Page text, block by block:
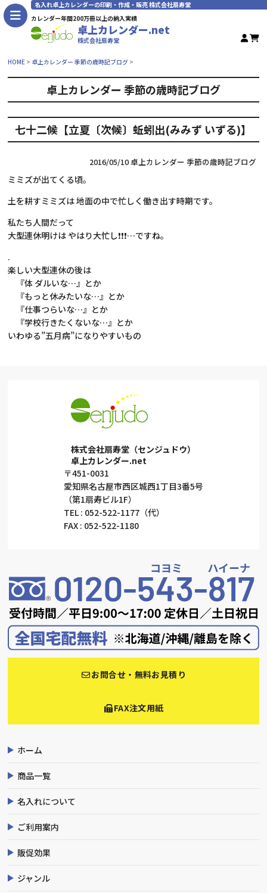
名入れ卓上カレンダーの印刷・作成・販売 株式会社扇寿堂
カレンダー年間200万冊以上の納入実績
卓上カレンダー.net
株式会社扇寿堂
HOME 卓上カレンダー 季節の歳時記ブログ
卓上カレンダー 季節の歳時記ブログ
七十二候【立夏〔次候〕蚯蚓出(みみず いずる)】
2016/05/10卓上カレンダー 季節の歳時記ブログ
ミミズが出てくる頃。
土を耕すミミズは 地面の中で忙しく働き出す時期です。
私たち人間だって
大型連休明けは やはり大忙し❗❗❗…ですね。
.
楽しい大型連休の後は
『体 ダルいな…』とか
『もっと休みたいな…』とか
『仕事つらいな…』とか
『学校行きたくないな…』とか
いわゆる”五月病”になりやすいもの
株式会社扇寿堂（センジュドウ）
卓上カレンダー.net
〒451-0031
愛知県名古屋市西区城西1丁目3番5号
（第1扇寿ビル1F）
TEL : 052-522-1177（代）
FAX : 052-522-1180
お問合せ・無料お見積り
FAX注文用紙
ホーム
商品一覧
名入れについて
ご利用案内
販促効果
ジャンル